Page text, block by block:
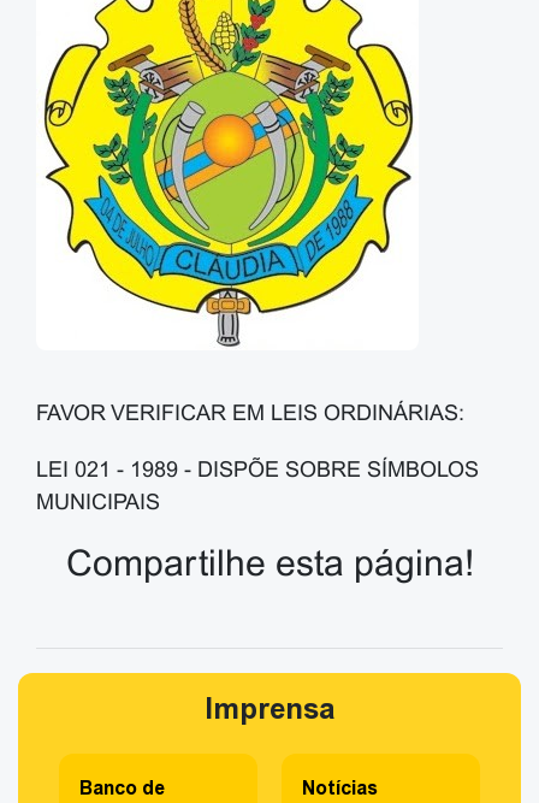
FAVOR VERIFICAR EM LEIS ORDINÁRIAS:
LEI 021 - 1989 - DISPÕE SOBRE SÍMBOLOS
MUNICIPAIS
Compartilhe esta página!
Imprensa
Banco de
Notícias